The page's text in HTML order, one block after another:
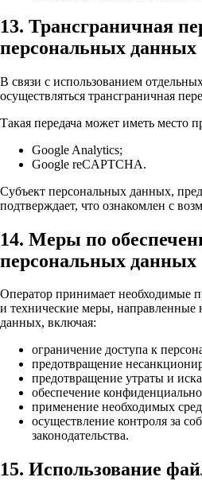
13. Трансграничная
персональных данных
В связи с использованием
осуществляться трансграничная
Такая передача может иметь место
Google Analytics;
Google reCAPTCHA.
Субъект персональных данных,
подтверждает, что ознакомлен с
14. Меры по
персональных данных
Оператор принимает необходимые
и технические меры, направленные
данных, включая:
ограничение доступа к
предотвращение
предотвращение утраты и
обеспечение
применение необходимых
осуществление контроля за
законодательства.
15. Использование